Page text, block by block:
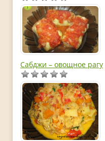
Сабджи – овощное рагу